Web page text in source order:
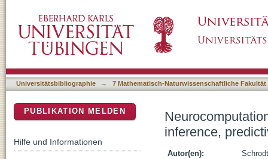
and embodied simulation
Universitätsbibliographie → 7 Mathematisch-Naturwissenschaftliche Fakultät
inference,
Autor(en):
PUBLIKATION MELDEN
Hilfe und Informationen